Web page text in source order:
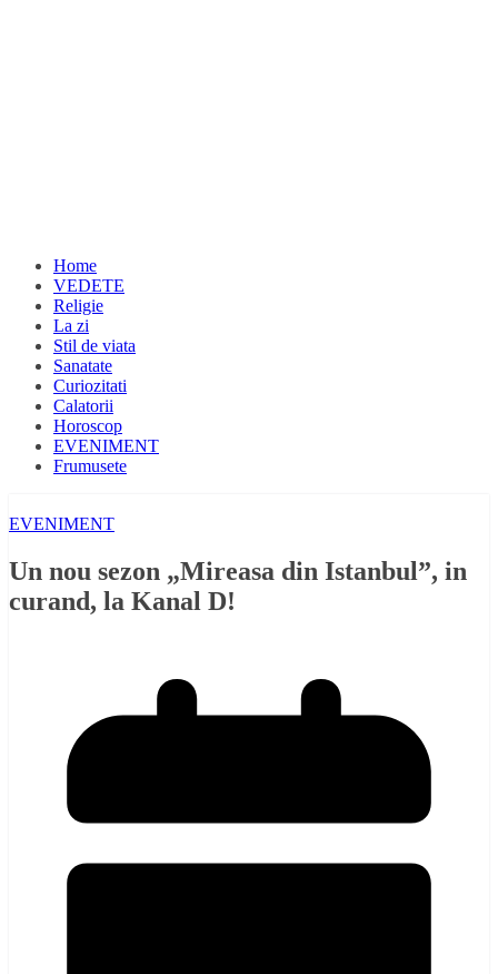
Home
VEDETE
Religie
La zi
Stil de viata
Sanatate
Curiozitati
Calatorii
Horoscop
EVENIMENT
Frumusete
EVENIMENT
Un nou sezon „Mireasa din Istanbul”, in
curand, la Kanal D!